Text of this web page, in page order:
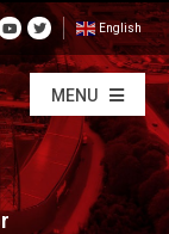
English
MENU